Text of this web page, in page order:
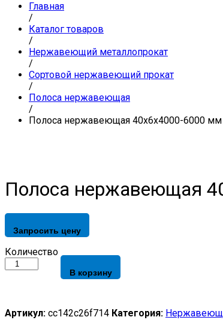
Главная
/
Каталог товаров
/
Нержавеющий металлопрокат
/
Сортовой нержавеющий прокат
/
Полоса нержавеющая
/
Полоса нержавеющая 40х6х4000-6000 мм
Полоса нержавеющая
Запросить цену
Количество
В корзину
Артикул: cc142c26f714 Категория: